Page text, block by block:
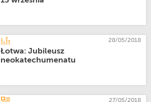
28/05/2018
Łotwa: Jubileusz
neokatechumenatu
27/05/2018